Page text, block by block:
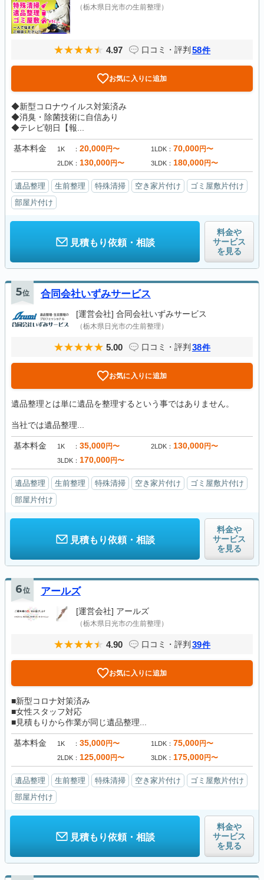
（栃木県日光市の生前整理）
4.97 口コミ・評判 58件
お気に入りに追加
◆新型コロナウイルス対策済み
◆消臭・除菌技術に自信あり
◆テレビ朝日【報...
基本料金 1K 20,000円〜 1LDK 70,000円〜
2LDK 130,000円〜 3LDK 180,000円〜
遺品整理 生前整理 特殊清掃 空き家片付け
ゴミ屋敷片付け
部屋片付け
見積もり依頼・相談
料金や
サービス
を見る
5位 合同会社いずみサービス
[運営会社] 合同会社いずみサービス
（栃木県日光市の生前整理）
5.00 口コミ・評判 38件
お気に入りに追加
遺品整理とは単に遺品を整理するという事ではありません。
当社では遺品整理...
基本料金 1K 35,000円〜 2LDK 130,000円〜
3LDK 170,000円〜
遺品整理 生前整理 特殊清掃 空き家片付け
ゴミ屋敷片付け
部屋片付け
見積もり依頼・相談
料金や
サービス
を見る
6位 アールズ
[運営会社] アールズ
（栃木県日光市の生前整理）
4.90 口コミ・評判 39件
お気に入りに追加
■新型コロナ対策済み
■女性スタッフ対応
■見積もりから作業が同じ遺品整理...
基本料金 1K 35,000円〜 1LDK 75,000円〜
2LDK 125,000円〜 3LDK 175,000円〜
遺品整理 生前整理 特殊清掃 空き家片付け
ゴミ屋敷片付け
部屋片付け
見積もり依頼・相談
料金や
サービス
を見る